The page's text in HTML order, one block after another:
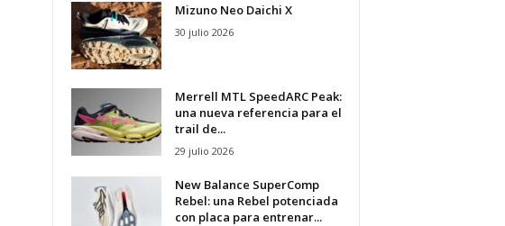
Mizuno Neo Daichi X
30 julio 2026
Merrell MTL SpeedARC Peak:
una nueva referencia para el
trail de...
29 julio 2026
New Balance SuperComp
Rebel: una Rebel potenciada
con placa para entrenar...